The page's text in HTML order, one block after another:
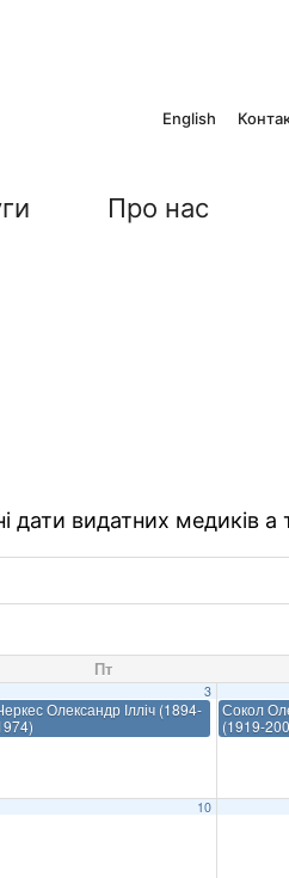
English
Про нас
дати видатних медиків
Пт
3
Олександр Ілліч (1894-
Сокол
(1919-
10